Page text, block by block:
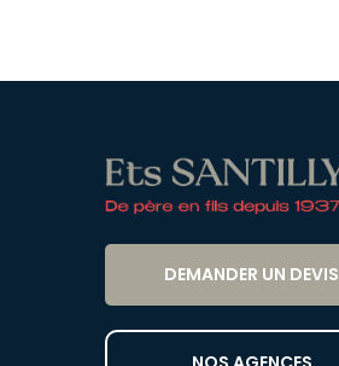
DEMANDER UN DEVIS